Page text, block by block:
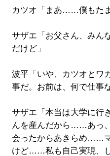
カツオ「まあ……僕もたま
サザエ「お父さん、みん
だけど」
波平「いや、カツオとワ
事だ。お前は、何で仕事
サザエ「本当は大学に行
んを産んだから……あっ
会ったからあきらめ……
けど……私も自己実現、し